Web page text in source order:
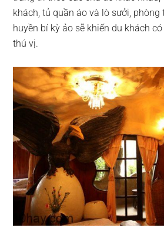
khách, tủ quần áo và lò sưởi, phòng
huyền bí kỳ ảo sẽ khiến du khách
thú vị.